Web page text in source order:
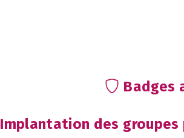
Badges
Implantation des